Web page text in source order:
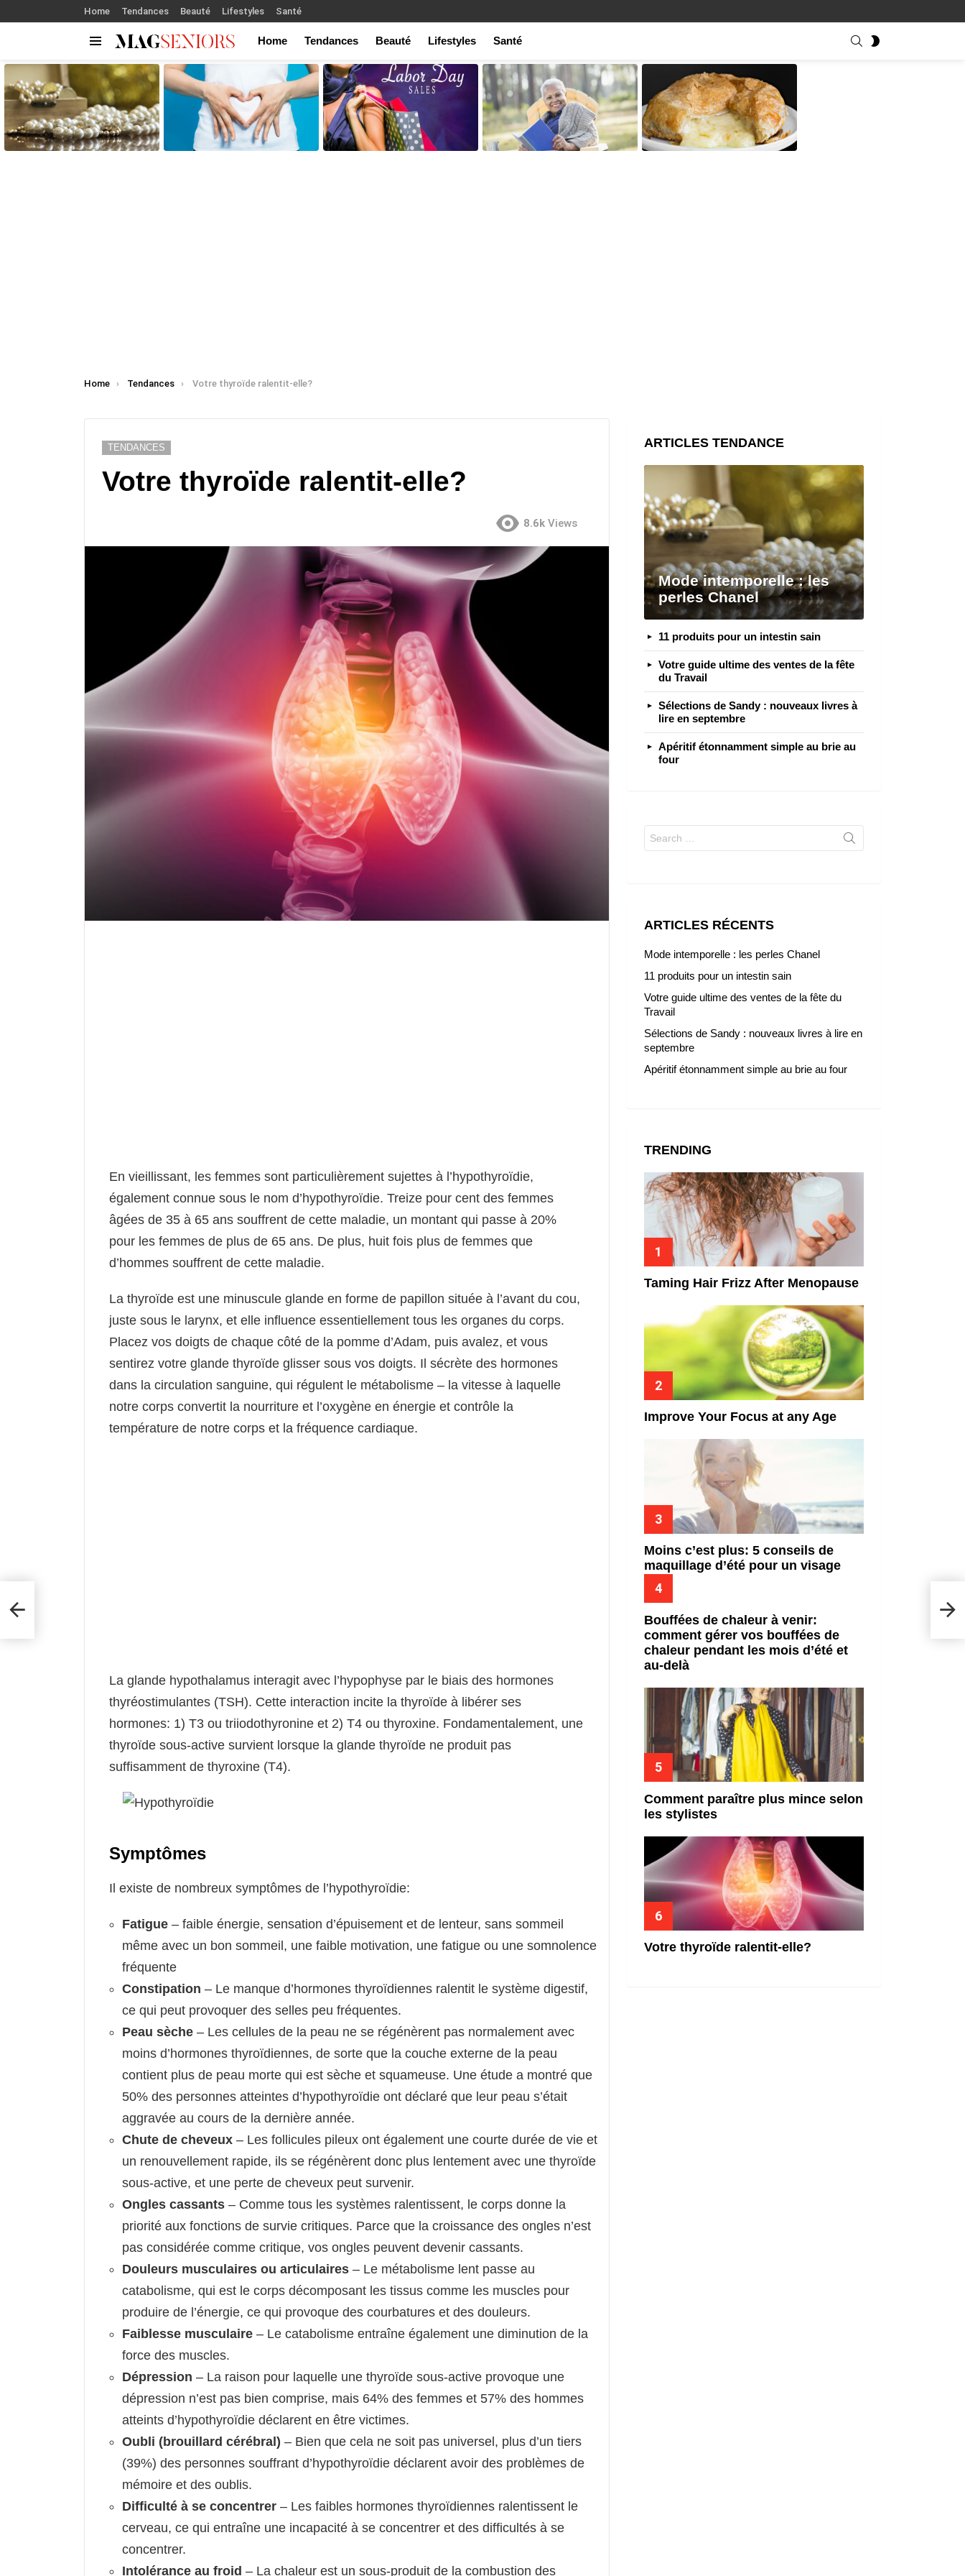
Home Tendances Beauté Lifestyles Santé
Home Tendances Beauté Lifestyles Santé SEARCH
STORIES
You are here:
Home Tendances Votre thyroïde ralentit-elle?
TENDANCES
Votre thyroïde ralentit-elle?
8.6k Views
En vieillissant, les femmes sont particulièrement sujettes à l’hypothyroïdie,
également connue sous le nom d’hypothyroïdie. Treize pour cent des femmes
âgées de 35 à 65 ans souffrent de cette maladie, un montant qui passe à 20%
pour les femmes de plus de 65 ans. De plus, huit fois plus de femmes que
d’hommes souffrent de cette maladie.
La thyroïde est une minuscule glande en forme de papillon située à l’avant du cou,
juste sous le larynx, et elle influence essentiellement tous les organes du corps.
Placez vos doigts de chaque côté de la pomme d’Adam, puis avalez, et vous
sentirez votre glande thyroïde glisser sous vos doigts. Il sécrète des hormones
dans la circulation sanguine, qui régulent le métabolisme – la vitesse à laquelle
notre corps convertit la nourriture et l’oxygène en énergie et contrôle la
température de notre corps et la fréquence cardiaque.
La glande hypothalamus interagit avec l’hypophyse par le biais des hormones
thyréostimulantes (TSH). Cette interaction incite la thyroïde à libérer ses
hormones: 1) T3 ou triiodothyronine et 2) T4 ou thyroxine. Fondamentalement, une
thyroïde sous-active survient lorsque la glande thyroïde ne produit pas
suffisamment de thyroxine (T4).
Symptômes
Il existe de nombreux symptômes de l’hypothyroïdie:
Fatigue – faible énergie, sensation d’épuisement et de lenteur, sans sommeil
même avec un bon sommeil, une faible motivation, une fatigue ou une somnolence
fréquente
Constipation – Le manque d’hormones thyroïdiennes ralentit le système digestif,
ce qui peut provoquer des selles peu fréquentes.
Peau sèche – Les cellules de la peau ne se régénèrent pas normalement avec
moins d’hormones thyroïdiennes, de sorte que la couche externe de la peau
contient plus de peau morte qui est sèche et squameuse. Une étude a montré que
50% des personnes atteintes d’hypothyroïdie ont déclaré que leur peau s’était
aggravée au cours de la dernière année.
Chute de cheveux – Les follicules pileux ont également une courte durée de vie et
un renouvellement rapide, ils se régénèrent donc plus lentement avec une thyroïde
sous-active, et une perte de cheveux peut survenir.
Ongles cassants – Comme tous les systèmes ralentissent, le corps donne la
priorité aux fonctions de survie critiques. Parce que la croissance des ongles n’est
pas considérée comme critique, vos ongles peuvent devenir cassants.
Douleurs musculaires ou articulaires – Le métabolisme lent passe au
catabolisme, qui est le corps décomposant les tissus comme les muscles pour
produire de l’énergie, ce qui provoque des courbatures et des douleurs.
Faiblesse musculaire – Le catabolisme entraîne également une diminution de la
force des muscles.
Dépression – La raison pour laquelle une thyroïde sous-active provoque une
dépression n’est pas bien comprise, mais 64% des femmes et 57% des hommes
atteints d’hypothyroïdie déclarent en être victimes.
Oubli (brouillard cérébral) – Bien que cela ne soit pas universel, plus d’un tiers
(39%) des personnes souffrant d’hypothyroïdie déclarent avoir des problèmes de
mémoire et des oublis.
Difficulté à se concentrer – Les faibles hormones thyroïdiennes ralentissent le
cerveau, ce qui entraîne une incapacité à se concentrer et des difficultés à se
concentrer.
Intolérance au froid – La chaleur est un sous-produit de la combustion des
plus
ARTICLES TENDANCE
Mode intemporelle : les
perles Chanel
11 produits pour un intestin sain
Votre guide ultime des ventes de la fête
du Travail
Sélections de Sandy : nouveaux livres à
lire en septembre
Apéritif étonnamment simple au brie au
four
for:
ARTICLES RÉCENTS
Mode intemporelle : les perles Chanel
11 produits pour un intestin sain
Votre guide ultime des ventes de la fête du
Travail
Sélections de Sandy : nouveaux livres à lire en
septembre
Apéritif étonnamment simple au brie au four
TRENDING
Taming Hair Frizz After Menopause
Improve Your Focus at any Age
Moins c’est plus: 5 conseils de
maquillage d’été pour un visage
frais
Bouffées de chaleur à venir:
comment gérer vos bouffées de
chaleur pendant les mois d’été et
au-delà
Comment paraître plus mince selon
les stylistes
Votre thyroïde ralentit-elle?